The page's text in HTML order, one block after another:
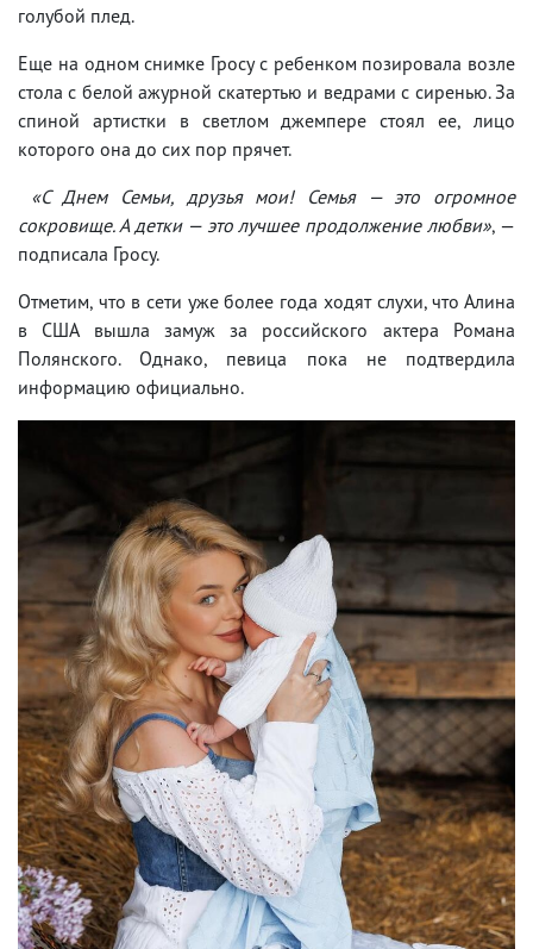
голубой плед.
Еще на одном снимке Гросу с ребенком позировала возле
стола с белой ажурной скатертью и ведрами с сиренью. За
спиной артистки в светлом джемпере стоял ее, лицо
которого она до сих пор прячет.
«С Днем Семьи, друзья мои! Семья — это огромное
сокровище. А детки — это лучшее продолжение любви», —
подписала Гросу.
Отметим, что в сети уже более года ходят слухи, что Алина
в США вышла замуж за российского актера Романа
Полянского. Однако, певица пока не подтвердила
информацию официально.